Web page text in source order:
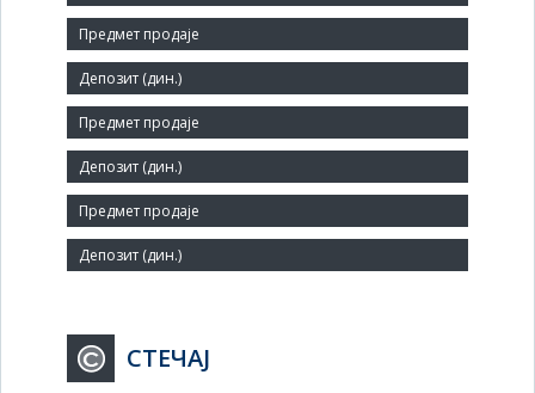
Величина:
Средње
Број запослених:
28
Заступник:
СТЕЧАЈ